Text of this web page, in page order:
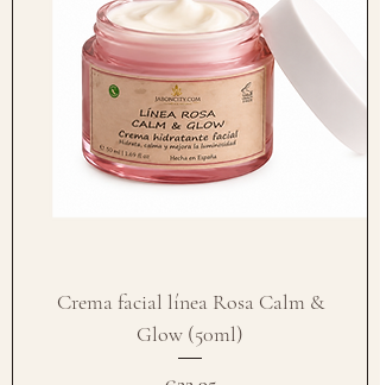
Crema facial línea Rosa Calm &
Glow (50ml)